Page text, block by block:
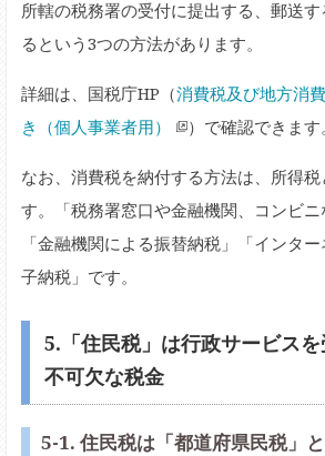
所轄の税務署の受付に提出する、郵送
るという3つの方法があります。
詳細は、国税庁HP（消費税及び地方消
き（個人事業者用）
）で確認できます。
なお、消費税を納付する方法は、所得
す。「税務署窓口や金融機関、コンビニ
「金融機関による振替納税」「インタ
子納税」です。
5.「住民税」は行政サービス
不可欠な税金
5-1. 住民税は「都道府県民税」